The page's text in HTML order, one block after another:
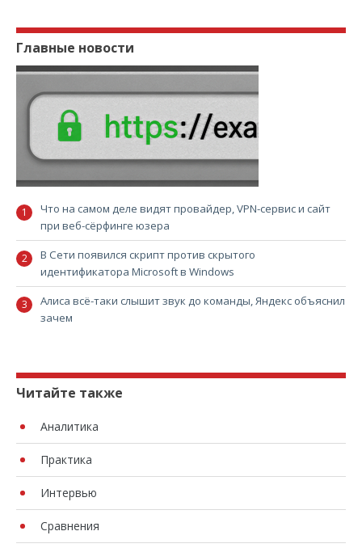
Главные новости
Что на самом деле видят провайдер, VPN-сервис и сайт
при веб-сёрфинге юзера
В Сети появился скрипт против скрытого
идентификатора Microsoft в Windows
Алиса всё-таки слышит звук до команды, Яндекс объяснил
зачем
Читайте также
Аналитика
Практика
Интервью
Сравнения